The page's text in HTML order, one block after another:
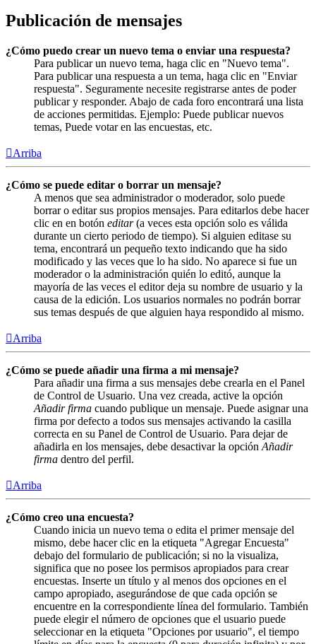
Publicación de mensajes
¿Cómo puedo crear un nuevo tema o enviar una respuesta?
Para publicar un nuevo tema, haga clic en "Nuevo tema".
Para publicar una respuesta a un tema, haga clic en "Enviar
respuesta". Seguramente necesite registrarse antes de poder
publicar y responder. Abajo de cada foro encontrará una lista
de acciones permitidas. Ejemplo: Puede publicar nuevos
temas, Puede votar en las encuestas, etc.
Arriba
¿Cómo se puede editar o borrar un mensaje?
A menos que sea administrador o moderador, solo puede
borrar o editar sus propios mensajes. Para editarlos debe hacer
clic en en botón editar(a veces esta opción solo es válida
durante un cierto periodo de tiempo). Si alguien editase su
tema, encontrará un pequeño texto indicando que ha sido
modificado y las veces que lo ha sido. No aparece si fue un
moderador o la administración quién lo editó, aunque la
mayoría de las veces el editor deja su nombre de usuario y la
causa de la edición. Los usuarios normales no podrán borrar
sus temas después de que alguien haya respondido al mismo.
Arriba
¿Cómo se puede añadir una firma a mi mensaje?
Para añadir una firma a sus mensajes debe crearla en el Panel
de Control de Usuario. Una vez creada, active la opción
Añadir firma cuando publique un mensaje. Puede asignar una
firma por defecto a todos sus mensajes activando la casilla
correcta en su Panel de Control de Usuario. Para dejar de
añadirla en los mensajes, debe desactivar la opción Añadir
firma dentro del perfil.
Arriba
¿Cómo creo una encuesta?
Cuando inicia un nuevo tema o edita el primer mensaje del
mismo, debe hacer clic en la etiqueta "Agregar Encuesta"
debajo del formulario de publicación; si no la visualiza,
significa que no posee los permisos apropiados para crear
encuestas. Inserte un título y al menos dos opciones en el
campo apropiado, asegurándose de que cada opción se
encuentre en la correspondiente línea del formulario. También
puede elegir el número de opciones que el usuario puede
seleccionar en la etiqueta "Opciones por usuario", el tiempo